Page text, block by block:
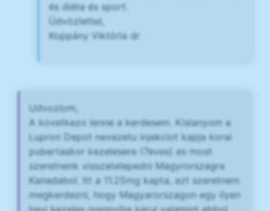
és diéta és sport.
Üdvözlettel,
Koppány Viktória dr
Udvozlom,
A kovetkezo lenne a kerdesem. Kislanyom a
Lupron Depot nevezetu injekciot kapja korai
pubertaskor kezelesere (7eves) es most
szeretnenk visszatelepedni Magyrorszagra
Kanadabol. Itt a 11.25mg kapta, azt szeretnem
megkerdezni, hogy Magyarorszagon egy ilyen